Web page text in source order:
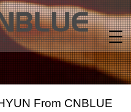
From CNBLUE